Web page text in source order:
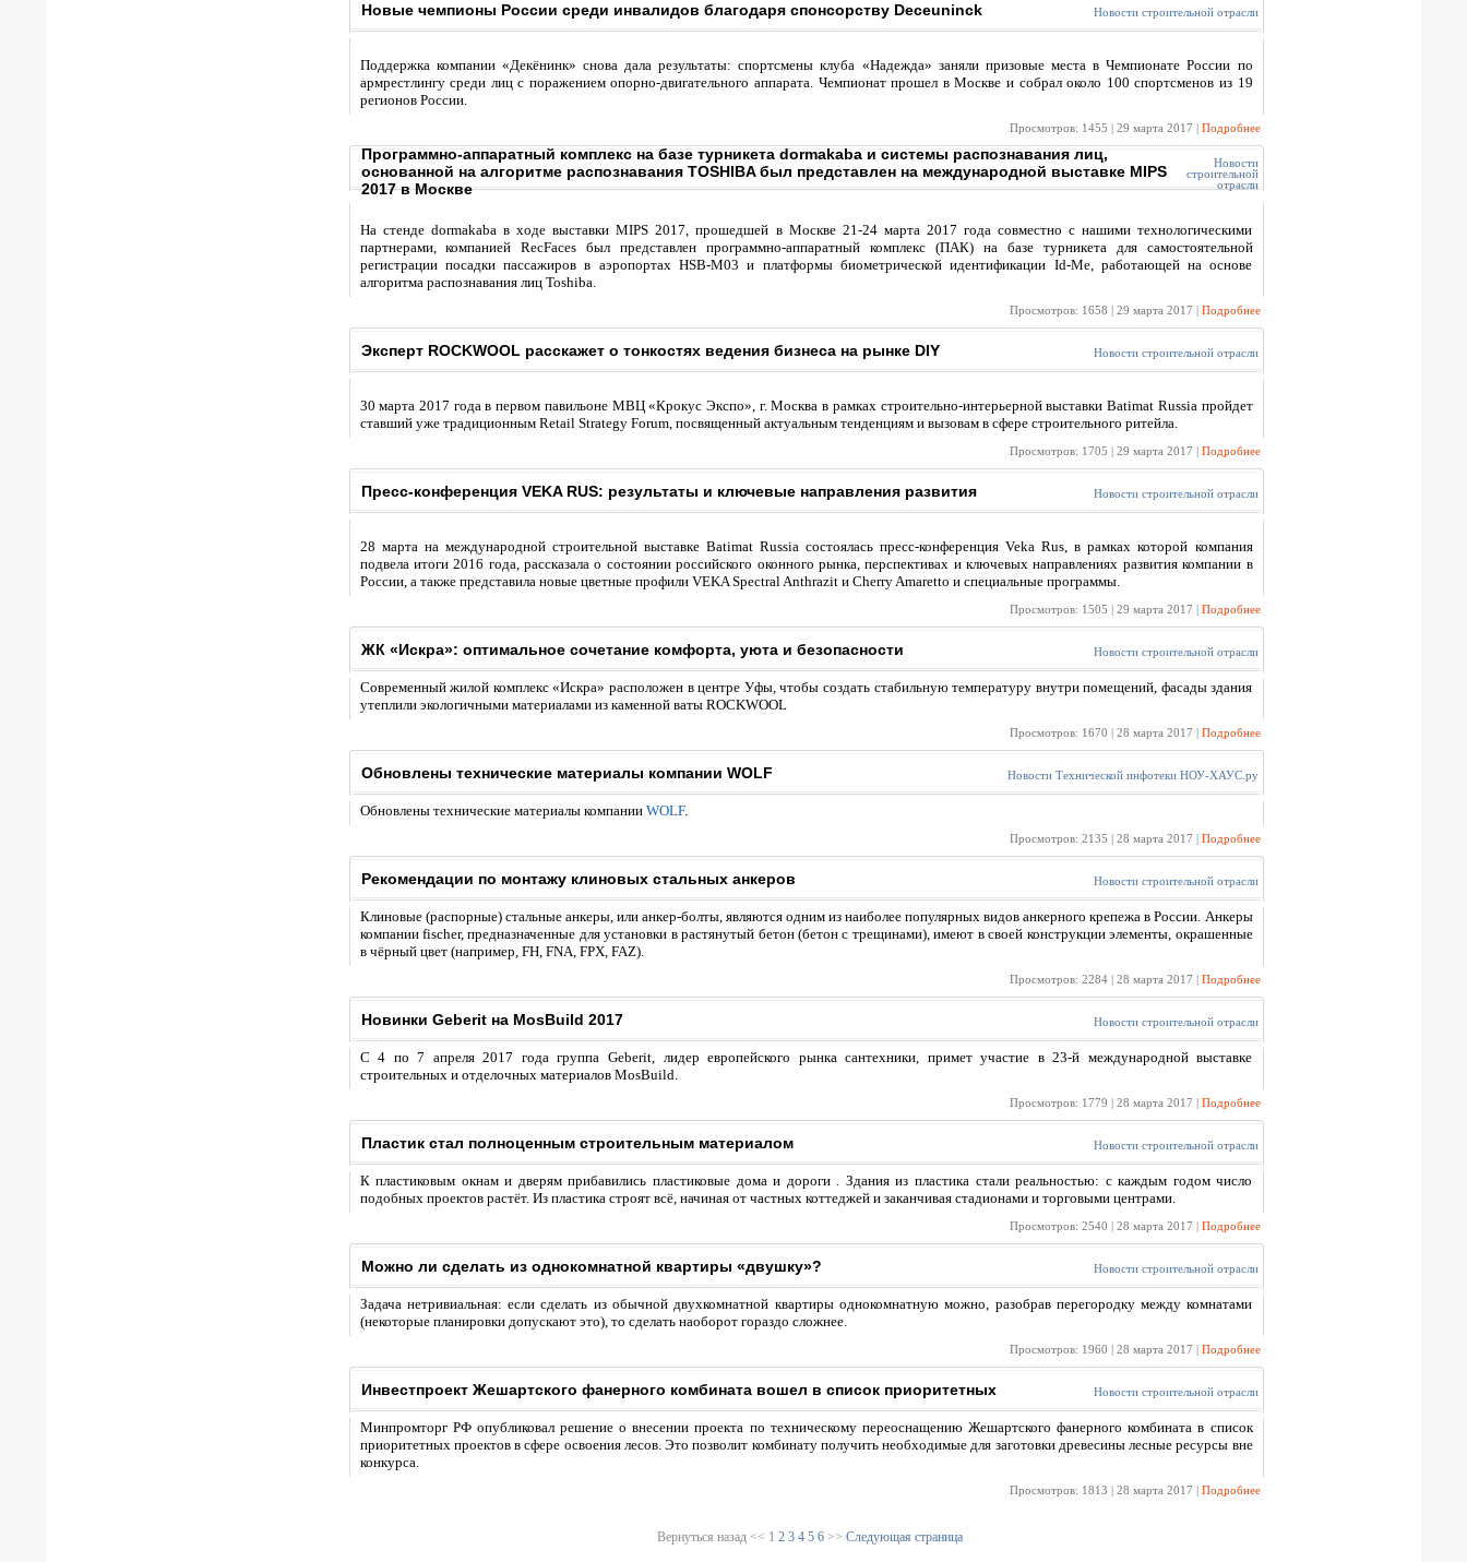
Новые чемпионы России среди инвалидов благодаря спонсорству Deceuninck Новости строительной отрасли
Поддержка компании «Декёнинк» снова дала результаты: спортсмены клуба «Надежда» заняли призовые места в Чемпионате России по
армрестлингу среди лиц с поражением опорно-двигательного аппарата. Чемпионат прошел в Москве и собрал около 100 спортсменов из 19
регионов России.
Просмотров: 1455 | 29 марта 2017 | Подробнее
Программно-аппаратный комплекс на базе турникета dormakaba и системы распознавания лиц,
основанной на алгоритме распознавания TOSHIBA был представлен на международной выставке MIPS
2017 в Москве
Новости
строительной
отрасли
На стенде dormakaba в ходе выставки MIPS 2017, прошедшей в Москве 21-24 марта 2017 года совместно с нашими технологическими
партнерами, компанией RecFaces был представлен программно-аппаратный комплекс (ПАК) на базе турникета для самостоятельной
регистрации посадки пассажиров в аэропортах HSB-M03 и платформы биометрической идентификации Id-Me, работающей на основе
алгоритма распознавания лиц Toshiba.
Просмотров: 1658 | 29 марта 2017 | Подробнее
Эксперт ROCKWOOL расскажет о тонкостях ведения бизнеса на рынке DIY Новости строительной отрасли
30 марта 2017 года в первом павильоне МВЦ «Крокус Экспо», г. Москва в рамках строительно-интерьерной выставки Batimat Russia пройдет
ставший уже традиционным Retail Strategy Forum, посвященный актуальным тенденциям и вызовам в сфере строительного ритейла.
Просмотров: 1705 | 29 марта 2017 | Подробнее
Пресс-конференция VEKA RUS: результаты и ключевые направления развития Новости строительной отрасли
28 марта на международной строительной выставке Batimat Russia состоялась пресс-конференция Veka Rus, в рамках которой компания
подвела итоги 2016 года, рассказала о состоянии российского оконного рынка, перспективах и ключевых направлениях развития компании в
России, а также представила новые цветные профили VEKA Spectral Anthrazit и Cherry Amaretto и специальные программы.
Просмотров: 1505 | 29 марта 2017 | Подробнее
ЖК «Искра»: оптимальное сочетание комфорта, уюта и безопасности Новости строительной отрасли
Современный жилой комплекс «Искра» расположен в центре Уфы, чтобы создать стабильную температуру внутри помещений, фасады здания
утеплили экологичными материалами из каменной ваты ROCKWOOL
Просмотров: 1670 | 28 марта 2017 | Подробнее
Обновлены технические материалы компании WOLF Новости Технической инфотеки НОУ-ХАУС.ру
Обновлены технические материалы компании WOLF.
Просмотров: 2135 | 28 марта 2017 | Подробнее
Рекомендации по монтажу клиновых стальных анкеров Новости строительной отрасли
Клиновые (распорные) стальные анкеры, или анкер-болты, являются одним из наиболее популярных видов анкерного крепежа в России. Анкеры
компании fischer, предназначенные для установки в растянутый бетон (бетон с трещинами), имеют в своей конструкции элементы, окрашенные
в чёрный цвет (например, FH, FNA, FPX, FAZ).
Просмотров: 2284 | 28 марта 2017 | Подробнее
Новинки Geberit на MosBuild 2017 Новости строительной отрасли
С 4 по 7 апреля 2017 года группа Geberit, лидер европейского рынка сантехники, примет участие в 23-й международной выставке
строительных и отделочных материалов MosBuild.
Просмотров: 1779 | 28 марта 2017 | Подробнее
Пластик стал полноценным строительным материалом Новости строительной отрасли
К пластиковым окнам и дверям прибавились пластиковые дома и дороги . Здания из пластика стали реальностью: с каждым годом число
подобных проектов растёт. Из пластика строят всё, начиная от частных коттеджей и заканчивая стадионами и торговыми центрами.
Просмотров: 2540 | 28 марта 2017 | Подробнее
Можно ли сделать из однокомнатной квартиры «двушку»? Новости строительной отрасли
Задача нетривиальная: если сделать из обычной двухкомнатной квартиры однокомнатную можно, разобрав перегородку между комнатами
(некоторые планировки допускают это), то сделать наоборот гораздо сложнее.
Просмотров: 1960 | 28 марта 2017 | Подробнее
Инвестпроект Жешартского фанерного комбината вошел в список приоритетных Новости строительной отрасли
Минпромторг РФ опубликовал решение о внесении проекта по техническому переоснащению Жешартского фанерного комбината в список
приоритетных проектов в сфере освоения лесов. Это позволит комбинату получить необходимые для заготовки древесины лесные ресурсы вне
конкурса.
Просмотров: 1813 | 28 марта 2017 | Подробнее
Вернуться назад<< 1 2 3 4 5 6>> Следующая страница